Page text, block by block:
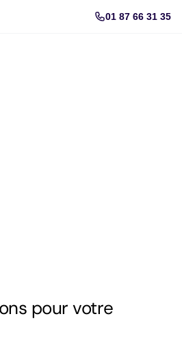
01 87 66 31 35